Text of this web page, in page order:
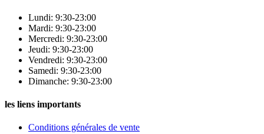
Lundi: 9:30-23:00
Mardi: 9:30-23:00
Mercredi: 9:30-23:00
Jeudi: 9:30-23:00
Vendredi: 9:30-23:00
Samedi: 9:30-23:00
Dimanche: 9:30-23:00
les liens importants
Conditions générales de vente